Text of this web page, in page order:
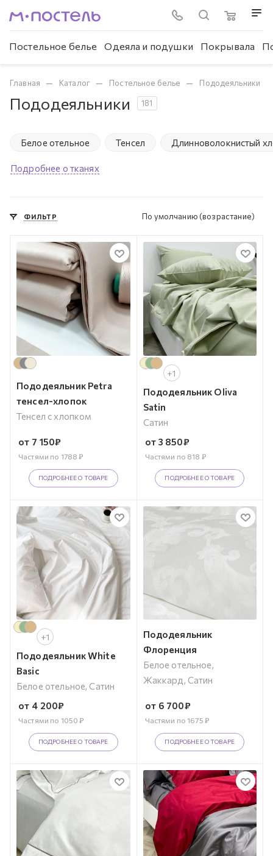
Постельное белье Одеяла и подушки Покрывала
Главная — Каталог — Постельное белье — Пододеяльники
Пододеяльники 181
Белое отельное Тенсел Длинноволокнистый
Подробнее о тканях
ФИЛЬТР По умолчанию (возрастание)
Пододеяльник Petra
тенсел-хлопок
Тенсел с хлопком
от 7 150₽
Частями по 1788 ₽
ПОДРОБНЕЕ О ТОВАРЕ
+1
Пододеяльник Oliva
Satin
Сатин
от 3 850₽
Частями по 818 ₽
ПОДРОБНЕЕ О ТОВАРЕ
+1
Пододеяльник White
Basic
Белое отельное, Сатин
от 4 200₽
Частями по 1050 ₽
ПОДРОБНЕЕ О ТОВАРЕ
Пододеяльник
Флоренция
Белое отельное,
Жаккард, Сатин
от 6 700₽
Частями по1675 ₽
ПОДРОБНЕЕ О ТОВАРЕ